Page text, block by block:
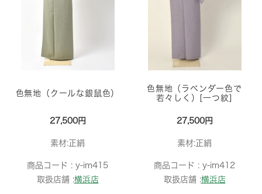
色無地（クールな銀鼠色）
27,500円
素材:正絹
商品コード : y-im415
取扱店舗 :横浜店
色無地（ラベンダー色で
若々しく）[一つ紋]
27,500円
素材:正絹
商品コード : y-im412
取扱店舗 :横浜店